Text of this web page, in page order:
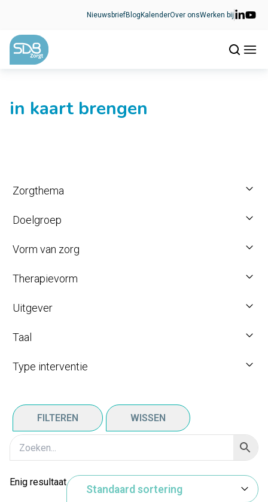
NieuwsbriefBlog KalenderOver onsWerken bij
in kaart brengen
Zorgthema
Doelgroep
Vorm van zorg
Therapievorm
Uitgever
Taal
Type interventie
FILTEREN WISSEN
Enig resultaat